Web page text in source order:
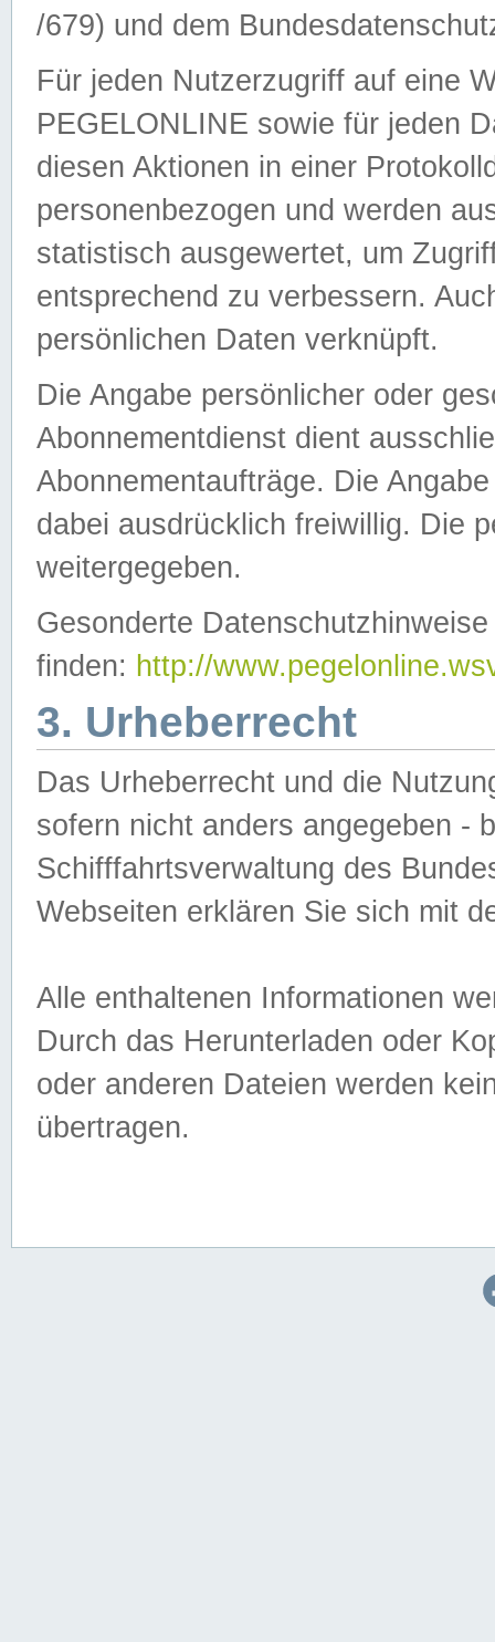
/679) und dem
Für jeden Nutzerzugriff auf eine
PEGELONLINE sowie für jeden
diesen Aktionen in einer
personenbezogen und werden
statistisch ausgewertet, um
entsprechend zu verbessern.
persönlichen Daten verknüpft.
Die Angabe persönlicher oder
Abonnementdienst dient
Abonnementaufträge. Die
dabei ausdrücklich freiwillig. Die
weitergegeben.
Gesonderte
finden: http://
3. Urheberrecht
Das Urheberrecht und die
sofern nicht anders angegeben -
Schifffahrtsverwaltung des
Webseiten erklären Sie sich mit
Alle enthaltenen Informationen
Durch das Herunterladen oder
oder anderen Dateien werden
übertragen.